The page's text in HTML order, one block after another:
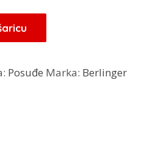
33,15 KM.
Posuđe Marka: Berlinger